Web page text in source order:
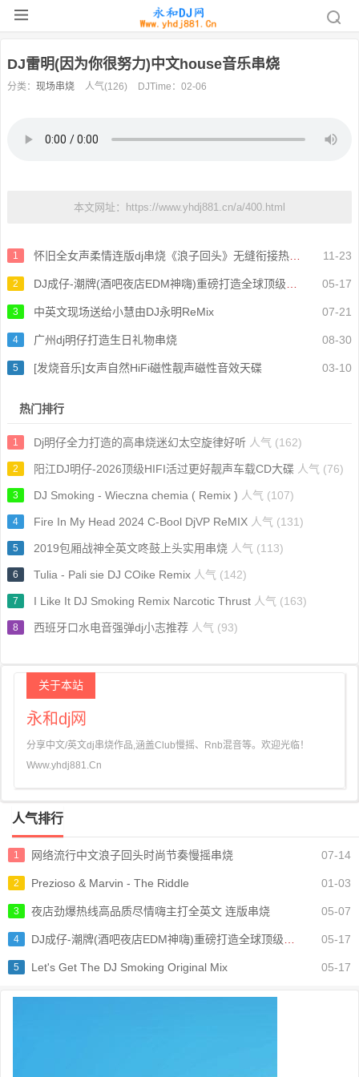
DJ雷明(因为你很努力)中文house音乐串烧
分类： 现场串烧 人气(126) DJTime：02-06
本文网址：https://www.yhdj881.cn/a/400.html
11-23
1 怀旧全女声柔情连版dj串烧《浪子回头》无缝衔接热播金曲
05-17
2 DJ成仔-潮牌(酒吧夜店EDM神嗨)重磅打造全球顶级电音串烧
07-21
3 中英文现场送给小慧由DJ永明ReMix
08-30
4 广州dj明仔打造生日礼物串烧
03-10
5 [发烧音乐]女声自然HiFi磁性靓声磁性音效天碟
热门排行
1 Dj明仔全力打造的高串烧迷幻太空旋律好听 人气 (162)
2 阳江DJ明仔-2026顶级HIFI活过更好靓声车载CD大碟 人气 (76)
3 DJ Smoking - Wieczna chemia ( Remix ) 人气 (107)
4 Fire In My Head 2024 C-Bool DjVP ReMIX 人气 (131)
5 2019包厢战神全英文咚鼓上头实用串烧 人气 (113)
6 Tulia - Pali sie DJ COike Remix 人气 (142)
7 I Like It DJ Smoking Remix Narcotic Thrust 人气 (163)
8 西班牙口水电音强弹dj小志推荐 人气 (93)
关于本站
永和dj网
分享中文/英文dj串烧作品,涵盖Club慢摇、Rnb混音等。欢迎光临！
Www.yhdj881.Cn
人气排行
07-14
1 网络流行中文浪子回头时尚节奏慢摇串烧
01-03
2 Prezioso & Marvin - The Riddle
05-07
3 夜店劲爆热线高品质尽情嗨主打全英文 连版串烧
05-17
4 DJ成仔-潮牌(酒吧夜店EDM神嗨)重磅打造全球顶级电音串烧
05-17
5 Let's Get The DJ Smoking Original Mix